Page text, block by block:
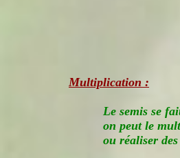
Multiplication :
Le semis se
on peut le
ou réaliser